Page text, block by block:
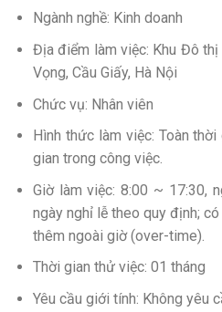
Ngành nghề: Kinh doanh
Địa điểm làm việc: Khu Đô
Vọng, Cầu Giấy, Hà Nội
Chức vụ: Nhân viên
Hình thức làm việc: Toàn
gian trong công việc.
Giờ làm việc: 8:00 ~ 17:30,
ngày nghỉ lễ theo quy định;
thêm ngoài giờ (over-time).
Thời gian thử việc: 01 tháng
Yêu cầu giới tính: Không yêu